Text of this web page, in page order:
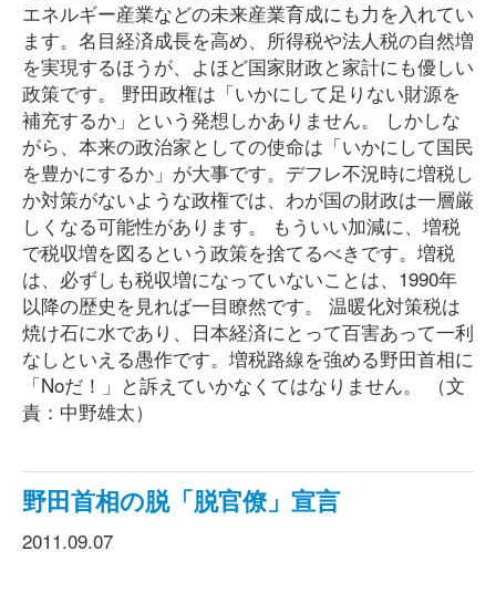
エネルギー産業などの未来産業育成にも力を入れてい
ます。名目経済成長を高め、所得税や法人税の自然増
を実現するほうが、よほど国家財政と家計にも優しい
政策です。 野田政権は「いかにして足りない財源を
補充するか」という発想しかありません。 しかしな
がら、本来の政治家としての使命は「いかにして国民
を豊かにするか」が大事です。デフレ不況時に増税し
か対策がないような政権では、わが国の財政は一層厳
しくなる可能性があります。 もういい加減に、増税
で税収増を図るという政策を捨てるべきです。増税
は、必ずしも税収増になっていないことは、1990年
以降の歴史を見れば一目瞭然です。 温暖化対策税は
焼け石に水であり、日本経済にとって百害あって一利
なしといえる愚作です。増税路線を強める野田首相に
「Noだ！」と訴えていかなくてはなりません。 （文
責：中野雄太）
野田首相の脱「脱官僚」宣言
2011.09.07